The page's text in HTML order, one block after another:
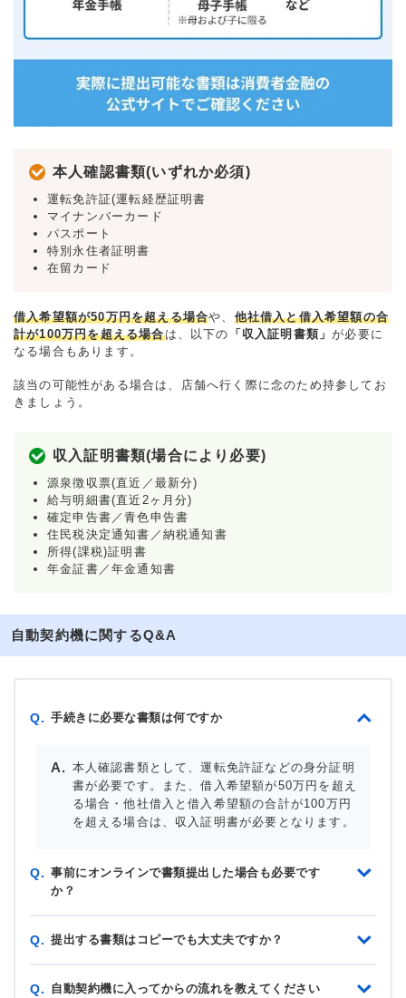
本人確認書類(いずれか必須)
運転免許証(運転経歴証明書
マイナンバーカード
パスポート
特別永住者証明書
在留カード
借入希望額が50万円を超える場合や、 他社借入と借入希望額の合
計が100万円を超える場合は、以下の 「収入証明書類」が必要に
なる場合もあります。
該当の可能性がある場合は、店舗へ行く際に念のため持参してお
きましょう。
収入証明書類(場合により必要)
源泉徴収票(直近／最新分)
給与明細書(直近2ヶ月分)
確定申告書／青色申告書
住民税決定通知書／納税通知書
所得(課税)証明書
年金証書／年金通知書
自動契約機に関するQ&A
Q. 手続きに必要な書類は何ですか
本人確認書類として、運転免許証などの身分証明
書が必要です。また、借入希望額が50万円を超え
る場合・他社借入と借入希望額の合計が100万円
を超える場合は、収入証明書が必要となります。
Q. 事前にオンラインで書類提出した場合も必要です
か？
Q. 提出する書類はコピーでも大丈夫ですか？
Q. 自動契約機に入ってからの流れを教えてください